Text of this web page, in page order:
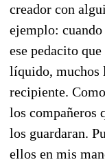
creador con
ejemplo: cuando
ese pedacito
líquido, muchos
recipiente.
los compañeros
los guardaran.
ellos en mis